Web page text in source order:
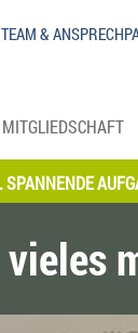
TEAM &
MITGLIEDSCHAFT